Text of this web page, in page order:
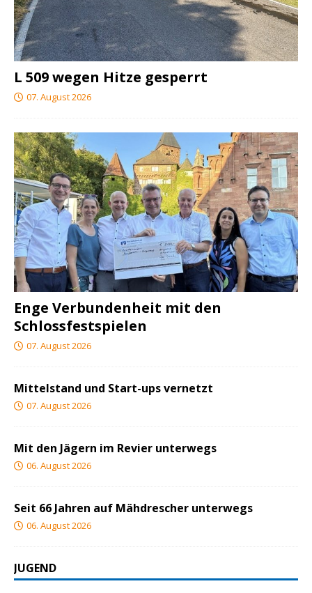
L 509 wegen Hitze gesperrt
07. August 2026
Enge Verbundenheit mit den
Schlossfestspielen
07. August 2026
Mittelstand und Start-ups vernetzt
07. August 2026
Mit den Jägern im Revier unterwegs
06. August 2026
Seit 66 Jahren auf Mähdrescher unterwegs
06. August 2026
JUGEND